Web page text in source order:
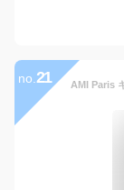
no. 21